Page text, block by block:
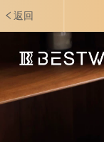
返回